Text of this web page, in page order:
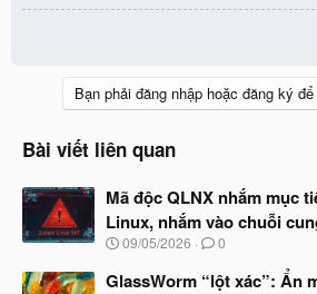
Bạn phải đăng nhập hoặc đăng ký
Bài viết liên quan
Mã độc QLNX nhắm mục
Linux, nhắm vào chuỗi
N
à
09/05/2026 0
GlassWorm “lột xác”: Ẩn